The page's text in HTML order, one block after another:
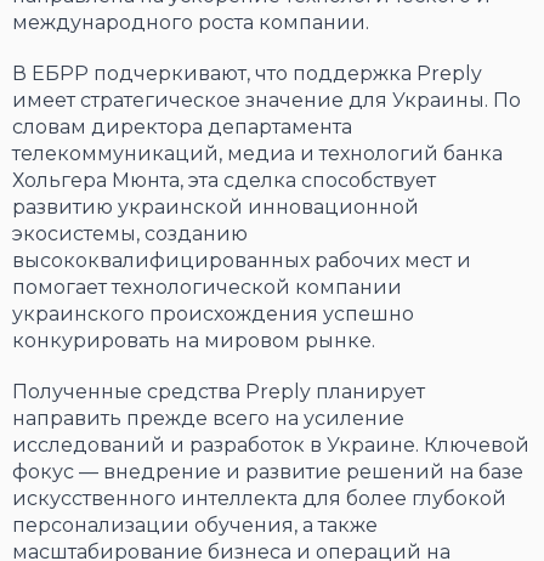
международного роста компании.
В ЕБРР подчеркивают, что поддержка Preply
имеет стратегическое значение для Украины. По
словам директора департамента
телекоммуникаций, медиа и технологий банка
Хольгера Мюнта, эта сделка способствует
развитию украинской инновационной
экосистемы, созданию
высококвалифицированных рабочих мест и
помогает технологической компании
украинского происхождения успешно
конкурировать на мировом рынке.
Полученные средства Preply планирует
направить прежде всего на усиление
исследований и разработок в Украине. Ключевой
фокус — внедрение и развитие решений на базе
искусственного интеллекта для более глубокой
персонализации обучения, а также
масштабирование бизнеса и операций на